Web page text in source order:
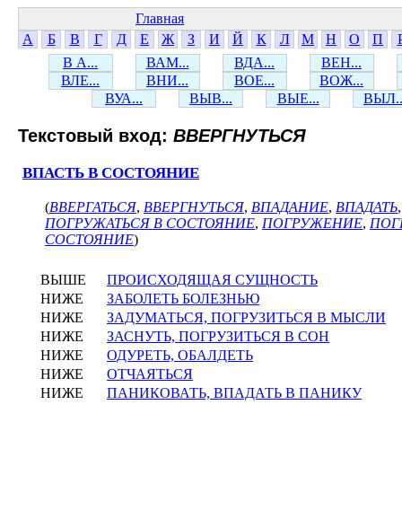
Главная
А
Б В Г Д Е Ж З И Й К Л М Н О П
В А...
ВАМ... ВДА...
ВЕН...
ВЛЕ...
ВНИ... ВОЕ...
ВОЖ...
ВУА...
ВЫВ... ВЫЕ...
Текстовый вход: ВВЕРГНУТЬСЯ
ВПАСТЬ В СОСТОЯНИЕ
(ВВЕРГАТЬСЯ, ВВЕРГНУТЬСЯ, ВПАДАНИЕ, ВПАДАТЬ
ПОГРУЖАТЬСЯ В СОСТОЯНИЕ, ПОГРУЖЕНИЕ,
СОСТОЯНИЕ)
ВЫШЕ
ПРОИСХОДЯЩАЯ СУЩНОСТЬ
НИЖЕ
ЗАБОЛЕТЬ БОЛЕЗНЬЮ
НИЖЕ
ЗАДУМАТЬСЯ, ПОГРУЗИТЬСЯ В МЫСЛИ
НИЖЕ
ЗАСНУТЬ, ПОГРУЗИТЬСЯ В СОН
НИЖЕ
ОДУРЕТЬ, ОБАЛДЕТЬ
НИЖЕ
ОТЧАЯТЬСЯ
НИЖЕ
ПАНИКОВАТЬ, ВПАДАТЬ В ПАНИКУ